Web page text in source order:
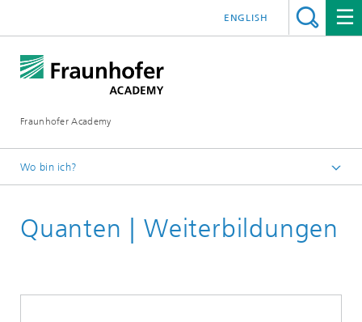
Fraunhofer Academy
ENGLISH
Wo bin ich?
Weiterbildung
Quanten | Weiterbildungen